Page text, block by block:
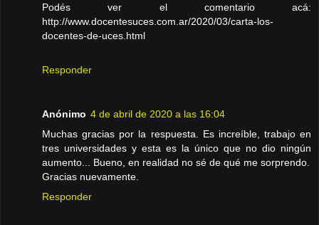
Podés ver el comentario acá:
http://www.docentesuces.com.ar/2020/03/carta-los-
docentes-de-uces.html
Responder
Anónimo 4 de abril de 2020 a las 16:04
Muchas gracias por la respuesta. Es increíble, trabajo en
tres universidades y esta es la único que no dio ningún
aumento... Bueno, en realidad no sé de qué me sorprendo.
Gracias nuevamente.
Responder